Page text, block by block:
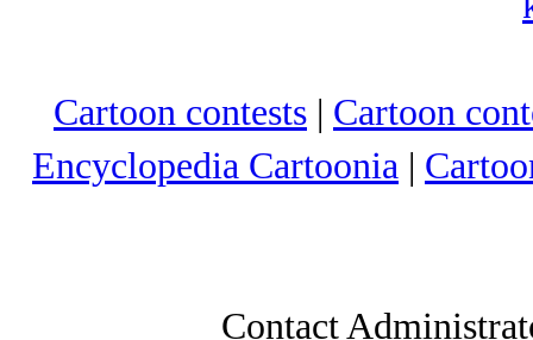
Cartoon contests | Cartoon
Encyclopedia Cartoonia |
Contact